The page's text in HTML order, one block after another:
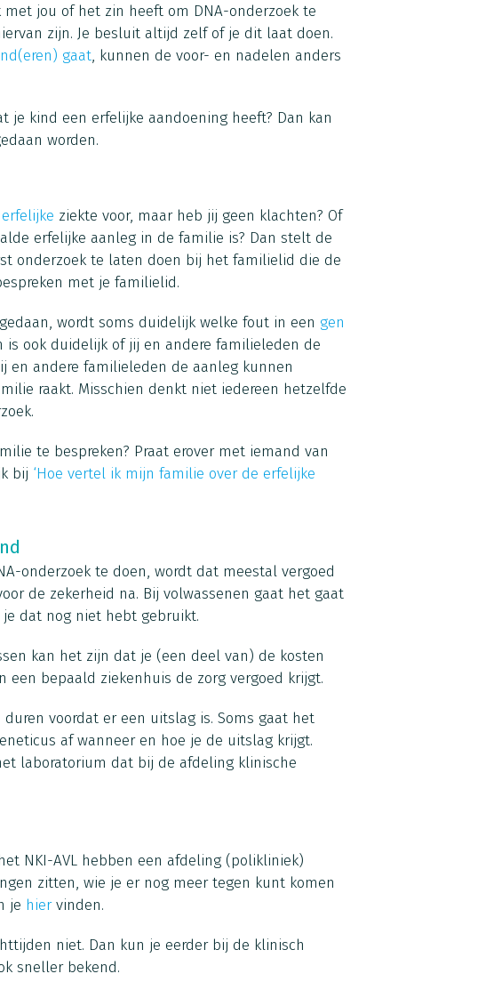
jou of het zin heeft om DNA-onderzoek te
zijn. Je besluit altijd zelf of je dit laat doen.
gaat, kunnen de voor- en nadelen anders
je kind een erfelijke aandoening heeft? Dan kan
worden.
erfelijke ziekte voor, maar heb jij geen klachten? Of
erfelijke aanleg in de familie is? Dan stelt de
onderzoek te laten doen bij het familielid die de
met je familielid.
wordt soms duidelijk welke fout in een gen
is ook duidelijk of jij en andere familieleden de
en andere familieleden de aanleg kunnen
raakt. Misschien denkt niet iedereen hetzelfde
te bespreken? Praat erover met iemand van
bij ‘Hoe vertel ik mijn familie over de erfelijke
onderzoek te doen, wordt dat meestal vergoed
de zekerheid na. Bij volwassenen gaat het gaat
dat nog niet hebt gebruikt.
kan het zijn dat je (een deel van) de kosten
bepaald ziekenhuis de zorg vergoed krijgt.
voordat er een uitslag is. Soms gaat het
af wanneer en hoe je de uitslag krijgt.
laboratorium dat bij de afdeling klinische
NKI-AVL hebben een afdeling (polikliniek)
zitten, wie je er nog meer tegen kunt komen
je hiervinden.
niet. Dan kun je eerder bij de klinisch
sneller bekend.